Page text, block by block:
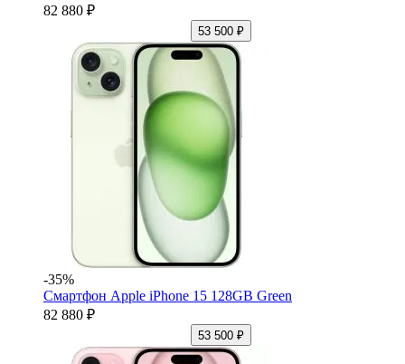
82 880 ₽
53 500 ₽
-35%
Смартфон Apple iPhone 15 128GB Green
82 880 ₽
53 500 ₽